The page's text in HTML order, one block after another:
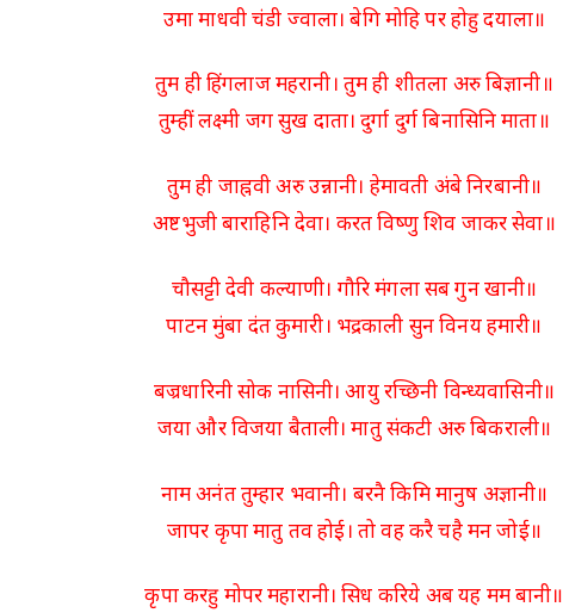
उमा माधवी चंडी ज्वाला। बेगि मोहि पर होहु दयाला॥
तुम ही हिंगलाज महरानी। तुम ही शीतला अरु बिज्ञानी॥
तुम्हीं लक्ष्मी जग सुख दाता। दुर्गा दुर्ग बिनासिनि माता॥
तुम ही जाह्नवी अरु उन्नानी। हेमावती अंबे निरबानी॥
अष्टभुजी बाराहिनि देवा। करत विष्णु शिव जाकर सेवा॥
चौसट्टी देवी कल्याणी। गौरि मंगला सब गुन खानी॥
पाटन मुंबा दंत कुमारी। भद्रकाली सुन विनय हमारी॥
बज्रधारिनी सोक नासिनी। आयु रच्छिनी विन्ध्यवासिनी॥
जया और विजया बैताली। मातु संकटी अरु बिकराली॥
नाम अनंत तुम्हार भवानी। बरनै किमि मानुष अज्ञानी॥
जापर कृपा मातु तव होई। तो वह करै चहै मन जोई॥
कृपा करहु मोपर महारानी। सिध करिये अब यह मम बानी॥